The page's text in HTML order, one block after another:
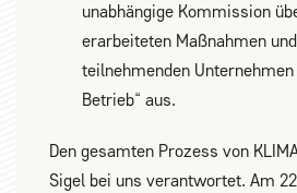
unabhängige Kommission
erarbeiteten Maßnahmen
teilnehmenden
Betrieb“ aus.
Den gesamten Prozess von
Sigel bei uns verantwortet. Am